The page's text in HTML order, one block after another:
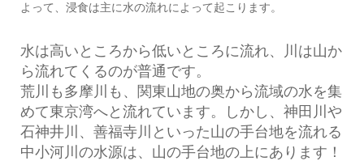
よって、浸食は主に水の流れによって起こります。
水は高いところから低いところに流れ、川は山か
ら流れてくるのが普通です。
荒川も多摩川も、関東山地の奥から流域の水を集
めて東京湾へと流れています。しかし、神田川や
石神井川、善福寺川といった山の手台地を流れる
中小河川の水源は、山の手台地の上にあります！